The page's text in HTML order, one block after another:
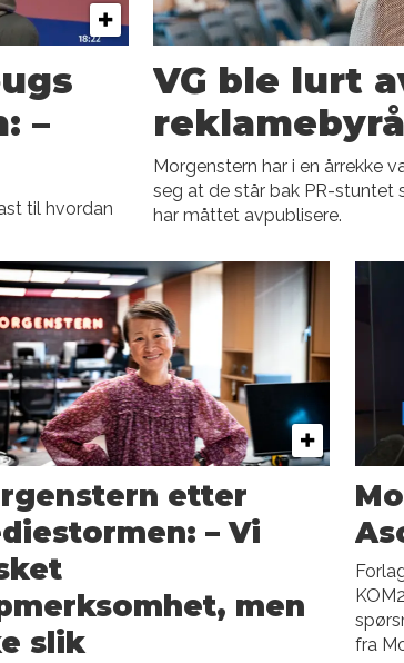
–
til hvordan
VG ble lurt
reklamebyrå
Morgenstern har i en årrekke
seg at de står bak PR-stuntet
har måttet avpublisere.
etter
– Vi
men
slik
fra